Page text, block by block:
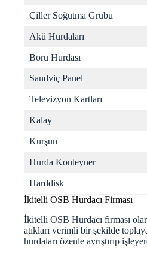
Çiller Soğutma Grubu
Akü Hurdaları
Boru Hurdası
Sandviç Panel
Televizyon Kartları
Kalay
Kurşun
Hurda Konteyner
Harddisk
İkitelli OSB Hurdacı Firması
İkitelli OSB Hurdacı firması
atıkları verimli bir şekilde
hurdaları özenle ayrıştırıp